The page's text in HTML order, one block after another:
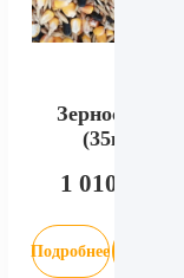
Зерносмесь
(35кг)
1 010
Подробнее